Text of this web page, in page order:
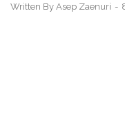
Written By Asep Zaenuri